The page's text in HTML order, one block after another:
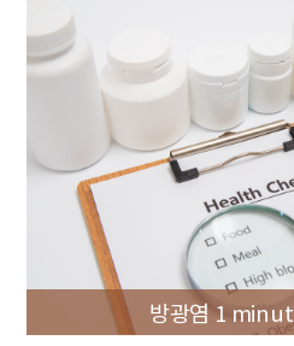
방광염 1